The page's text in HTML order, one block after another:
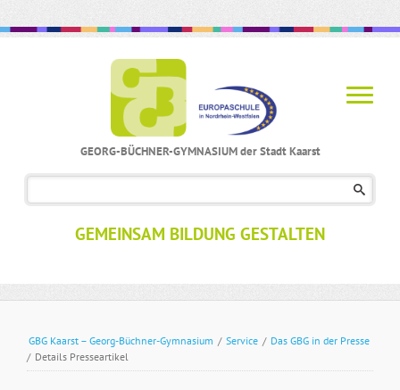
GEORG-BÜCHNER-GYMNASIUM der Stadt Kaarst
GEMEINSAM BILDUNG GESTALTEN
GBG Kaarst – Georg-Büchner-Gymnasium / Service / Das GBG in der Presse
/ Details Presseartikel